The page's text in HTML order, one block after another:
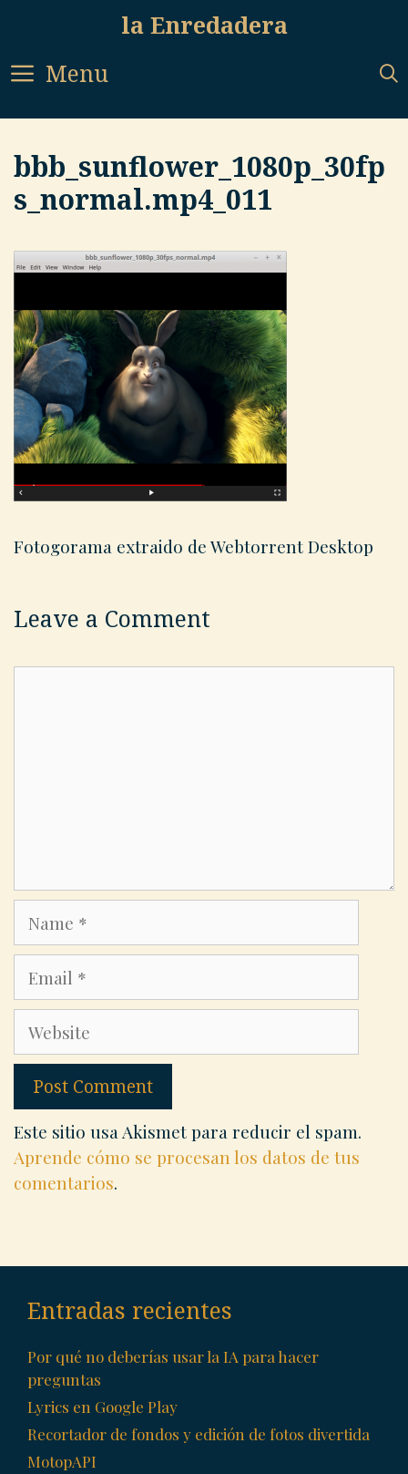
content
la Enredadera
Menu
bbb_sunflower_1080p_30fp
s_normal.mp4_011
Fotogorama extraido de Webtorrent Desktop
Leave a Comment
Website
Este sitio usa Akismet para reducir el spam.
Aprende cómo se procesan los datos de tus
comentarios.
Entradas recientes
Por qué no deberías usar la IA para hacer
preguntas
Lyrics en Google Play
Recortador de fondos y edición de fotos divertida
MotopAPI